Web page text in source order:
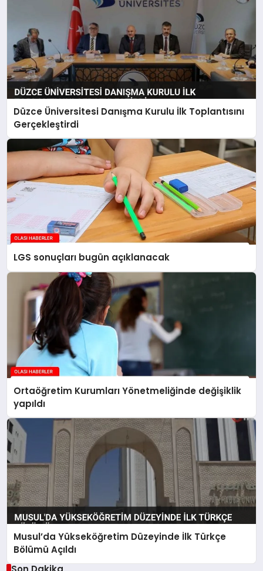
Düzce Üniversitesi Danışma Kurulu İlk Toplantısını
Gerçekleştirdi
LGS sonuçları bugün açıklanacak
Ortaöğretim Kurumları Yönetmeliğinde değişiklik
yapıldı
Musul’da Yükseköğretim Düzeyinde İlk Türkçe
Bölümü Açıldı